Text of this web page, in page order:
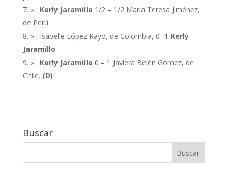
» : Kerly Jaramillo 1/2 – 1/2 María Teresa Jiménez,
de Perú
» : Isabelle López Rayo, de Colombia, 0 -1 Kerly
Jaramillo
» : Kerly Jaramillo 0 – 1 Javiera Belén Gómez, de
Chile. (D)
Buscar